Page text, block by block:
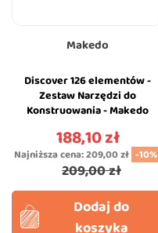
Makedo
Discover 126 elementów -
Zestaw Narzędzi do
Konstruowania - Makedo
Cena
188,10 zł
Najniższa cena:209,00 zł -10%
209,00 zł
Dodaj do
koszyka